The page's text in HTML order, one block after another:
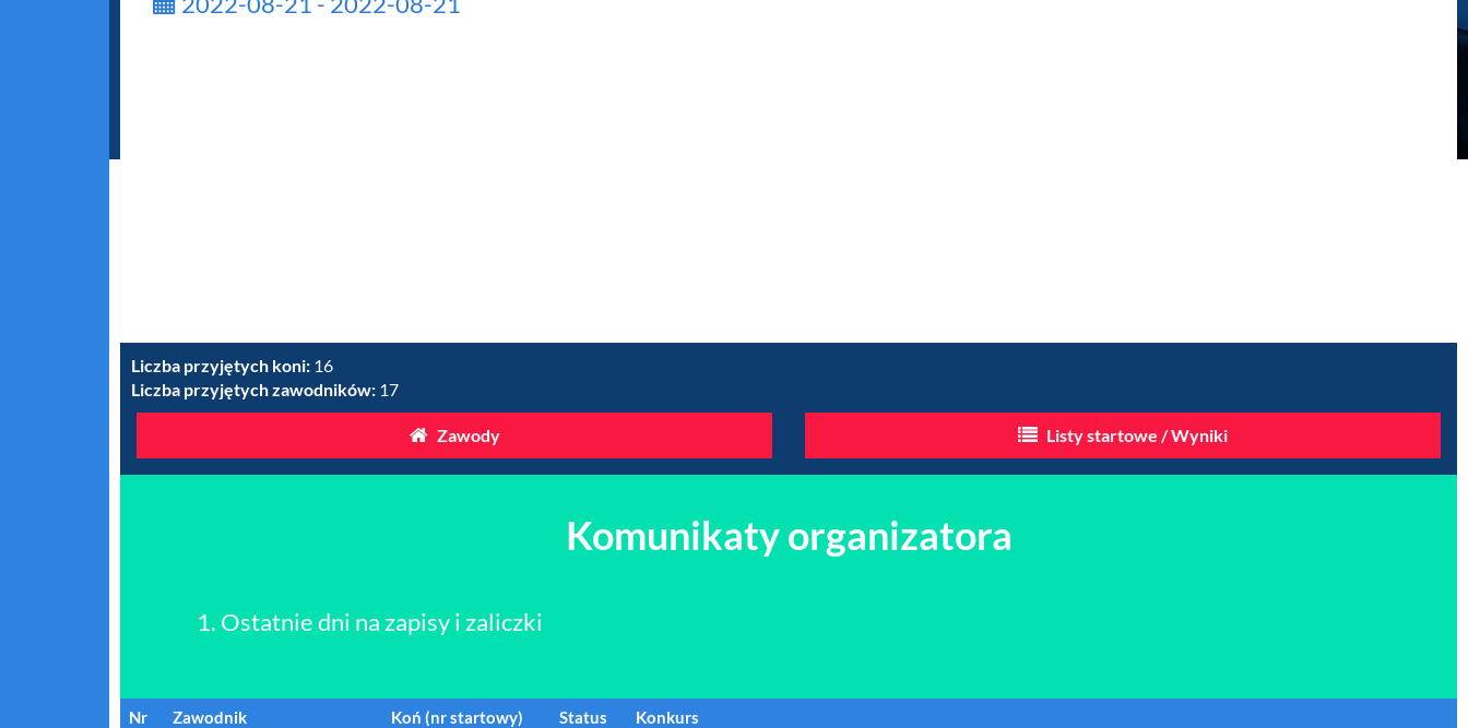
Liczba przyjętych koni: 16
Liczba przyjętych zawodników: 17
Zawody Listy startowe / Wyniki
Komunikaty organizatora
1. Ostatnie dni na zapisy i zaliczki
Nr Zawodnik Koń (nr startowy) Status Konkurs